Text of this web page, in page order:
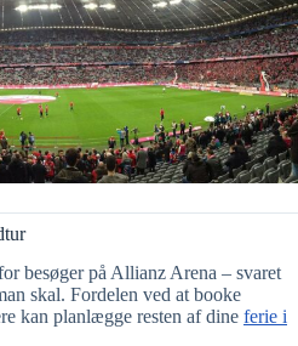
besøger på Allianz Arena – svaret
skal. Fordelen ved at booke
kan planlægge resten af dine ferie i